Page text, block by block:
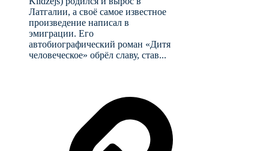
Латгалии, а своё самое известное
произведение написал в
эмиграции. Его
автобиографический роман «Дитя
человеческое» обрёл славу, став...